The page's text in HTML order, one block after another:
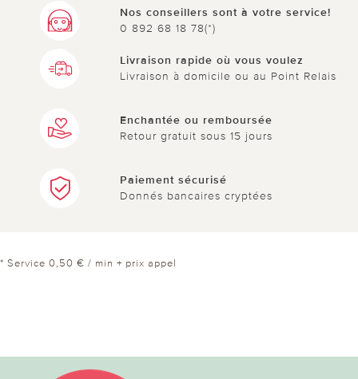
Nos conseillers sont à votre service!
0 892 68 18 78(*)
Livraison rapide où vous voulez
Livraison à domicile ou au Point Relais
Enchantée ou remboursée
Retour gratuit sous 15 jours
Paiement sécurisé
Donnés bancaires cryptées
* Service 0,50 € / min + prix appel